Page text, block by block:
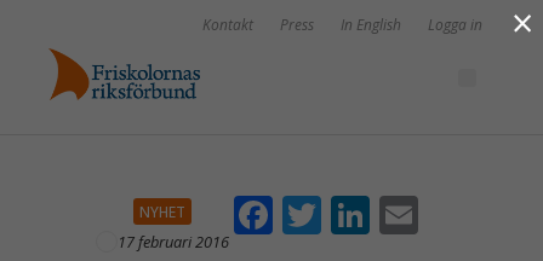
Kontakt Press In English Logga in
NYHET
17 februari 2016
F T Li
×